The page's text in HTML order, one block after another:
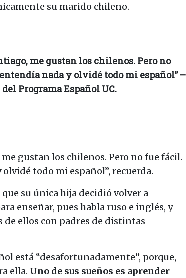
su marido chileno.
me gustan los chilenos. Pero no
nada y olvidé todo mi español” –
Programa Español UC.
gustan los chilenos. Pero no fue fácil.
todo mi español”, recuerda.
su única hija decidió volver a
enseñar, pues habla ruso e inglés, y
de ellos con padres de distintas
está “desafortunadamente”, porque,
ella. Uno de sus sueños es aprender